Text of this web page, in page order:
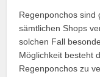
Regenponchos sind
sämtlichen Shops
solchen Fall
Möglichkeit besteht
Regenponchos zu